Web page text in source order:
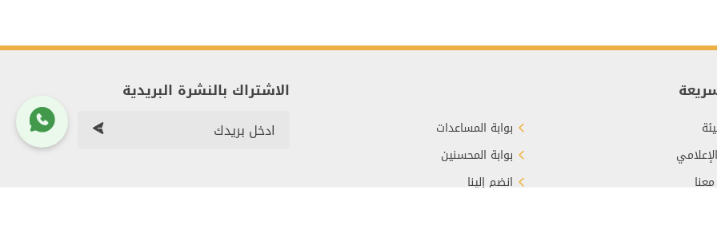
بوابة المساعدات
بوابة المحسنين
انضم إلينا
الاشتراك بالنشرة البريدية